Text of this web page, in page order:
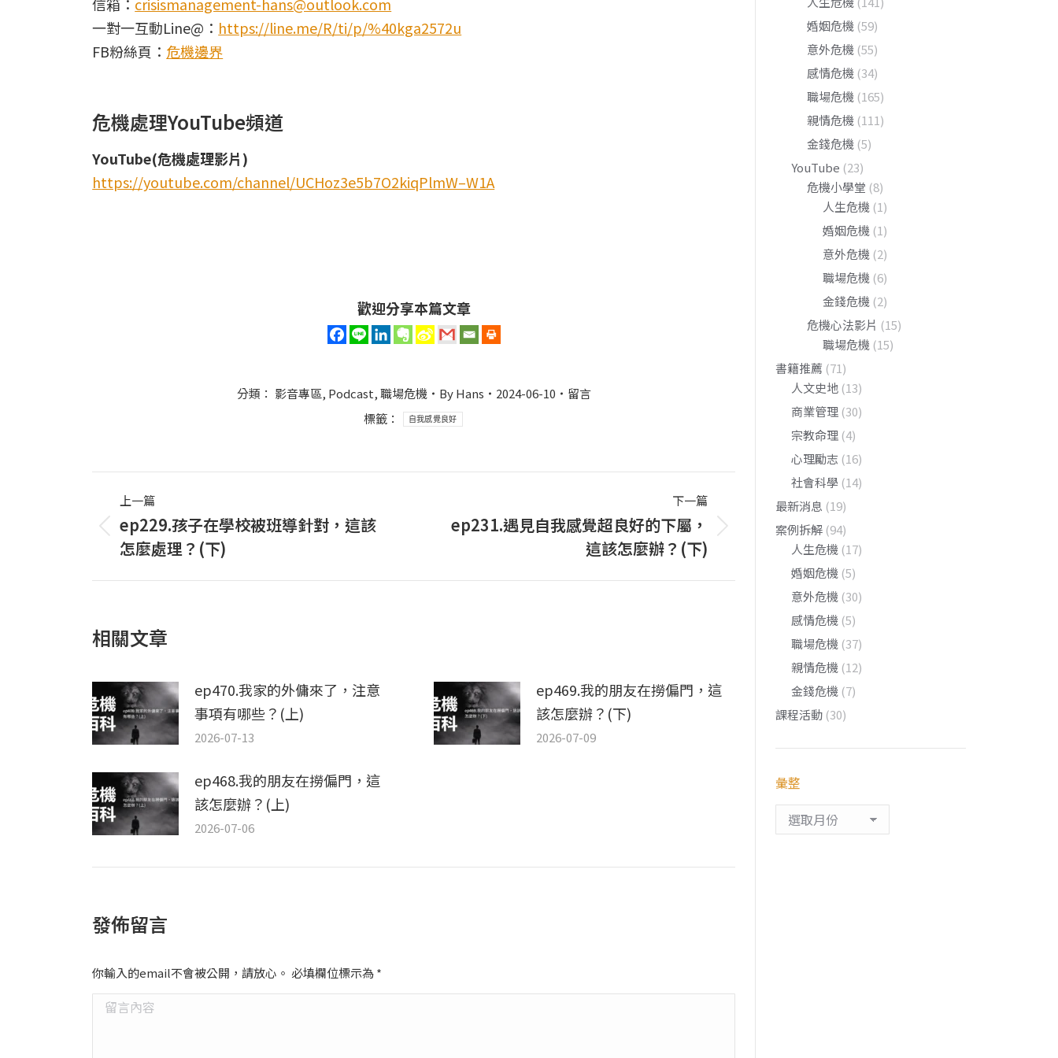
一對一互動Line@： https://line.me/R/ti/p/%40kga2572u
FB粉絲頁： 危機邊界
危機處理YouTube頻道
YouTube(危機處理影片)
https://youtube.com/channel/UCHoz3e5b7O2kiqPlmW–W1A
歡迎分享本篇文章
分類： 影音專區, Podcast,職場危機 ByHans 2024-06-10
留言
標籤：
自我感覺良好
Post
navigation
上一篇
上
一
篇
章：
ep229.孩子在學校被班導針對，這該
怎麼處理？(下)
下一篇
篇
ep231.遇見自我感覺超良好的下屬，
這該怎麼辦？(下)
相關文章
ep470.我家的外傭來了，注意
事項有哪些？(上)
2026-07-13
ep469.我的朋友在撈偏門，這
該怎麼辦？(下)
2026-07-09
ep468.我的朋友在撈偏門，這
該怎麼辦？(上)
2026-07-06
發佈留言
你輸入的email不會被公開，請放心。 必填欄位標示為*
留言內容
婚姻危機 (59)
意外危機 (55)
感情危機 (34)
職場危機 (165)
親情危機 (111)
金錢危機 (5)
YouTube (23)
危機小學堂 (8)
人生危機 (1)
婚姻危機 (1)
意外危機 (2)
職場危機 (6)
金錢危機 (2)
危機心法影片 (15)
職場危機 (15)
書籍推薦 (71)
人文史地 (13)
商業管理 (30)
宗教命理 (4)
心理勵志 (16)
社會科學 (14)
最新消息 (19)
案例拆解 (94)
人生危機 (17)
婚姻危機 (5)
意外危機 (30)
感情危機 (5)
職場危機 (37)
親情危機 (12)
金錢危機 (7)
課程活動 (30)
彙整
整